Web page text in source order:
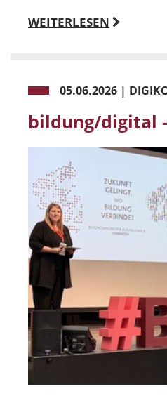
WEITERLESEN
05.06.2026 |
bildung/digital